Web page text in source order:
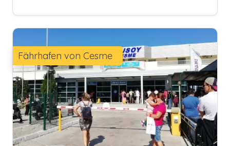
Fährhafen von Cesme